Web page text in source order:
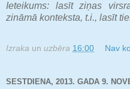
Ieteikums: lasīt ziņas
zināmā konteksta, t.i., lasīt
Izraka un uzbēra 16:00 Nav
SESTDIENA, 2013. GADA 9.